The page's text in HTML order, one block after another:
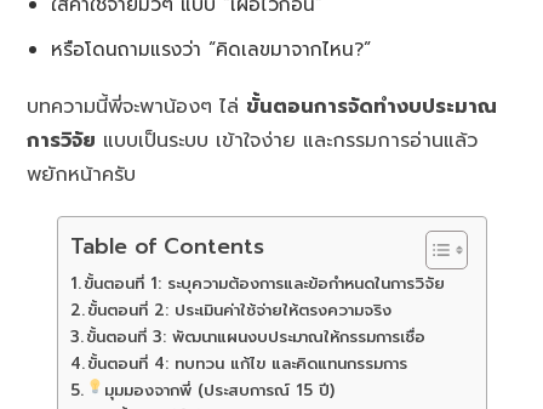
หรือโดนถามแรงว่า “คิดเลขมาจากไหน?”
บทความนี้พี่จะพาน้องๆ ไล่ ขั้นตอนการจัดทำงบประมาณ
การวิจัย แบบเป็นระบบ เข้าใจง่าย และกรรมการอ่านแล้ว
พยักหน้าครับ
Table of Contents
ขั้นตอนที่ 1: ระบุความต้องการและข้อกำหนดในการวิจัย
ขั้นตอนที่ 2: ประเมินค่าใช้จ่ายให้ตรงความจริง
ขั้นตอนที่ 3: พัฒนาแผนงบประมาณให้กรรมการเชื่อ
ขั้นตอนที่ 4: ทบทวน แก้ไข และคิดแทนกรรมการ
มุมมองจากพี่ (ประสบการณ์ 15 ปี)